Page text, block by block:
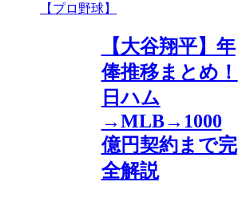
【プロ野球】
【大谷翔平】年
俸推移まとめ！
日ハム
→MLB→1000
億円契約まで完
全解説